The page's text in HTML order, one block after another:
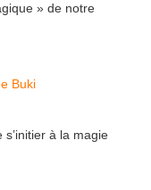
» de notre
à la magie